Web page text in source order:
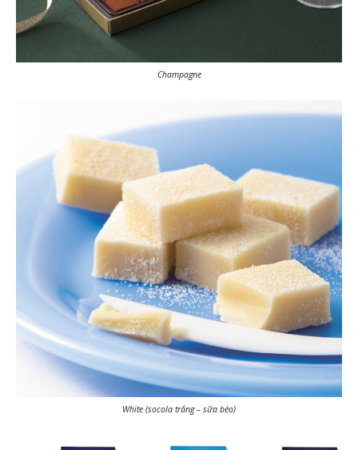
Champagne
White (socola trắng – sữa béo)